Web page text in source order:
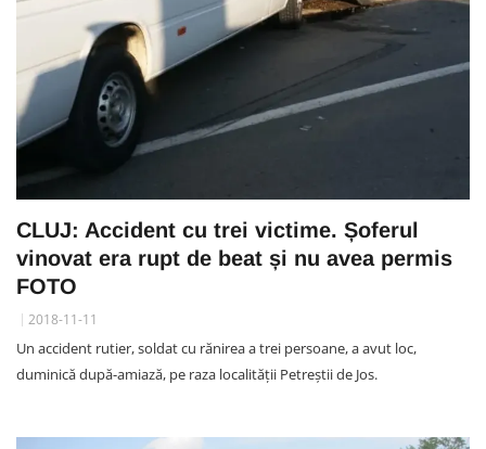
CLUJ: Accident cu trei victime. Șoferul
vinovat era rupt de beat și nu avea permis
FOTO
2018-11-11
Un accident rutier, soldat cu rănirea a trei persoane, a avut loc,
duminică după-amiază, pe raza localității Petreștii de Jos.